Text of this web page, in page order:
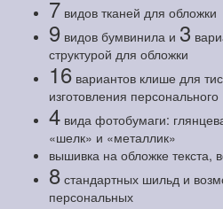
7 видов тканей для обложки
9 видов бумвинила и 3
структурой для обложки
16 вариантов клише для
изготовления персонального
4 вида фотобумаги:
«шелк» и «металлик»
вышивка на обложке текста,
8 стандартных шильд и
персональных